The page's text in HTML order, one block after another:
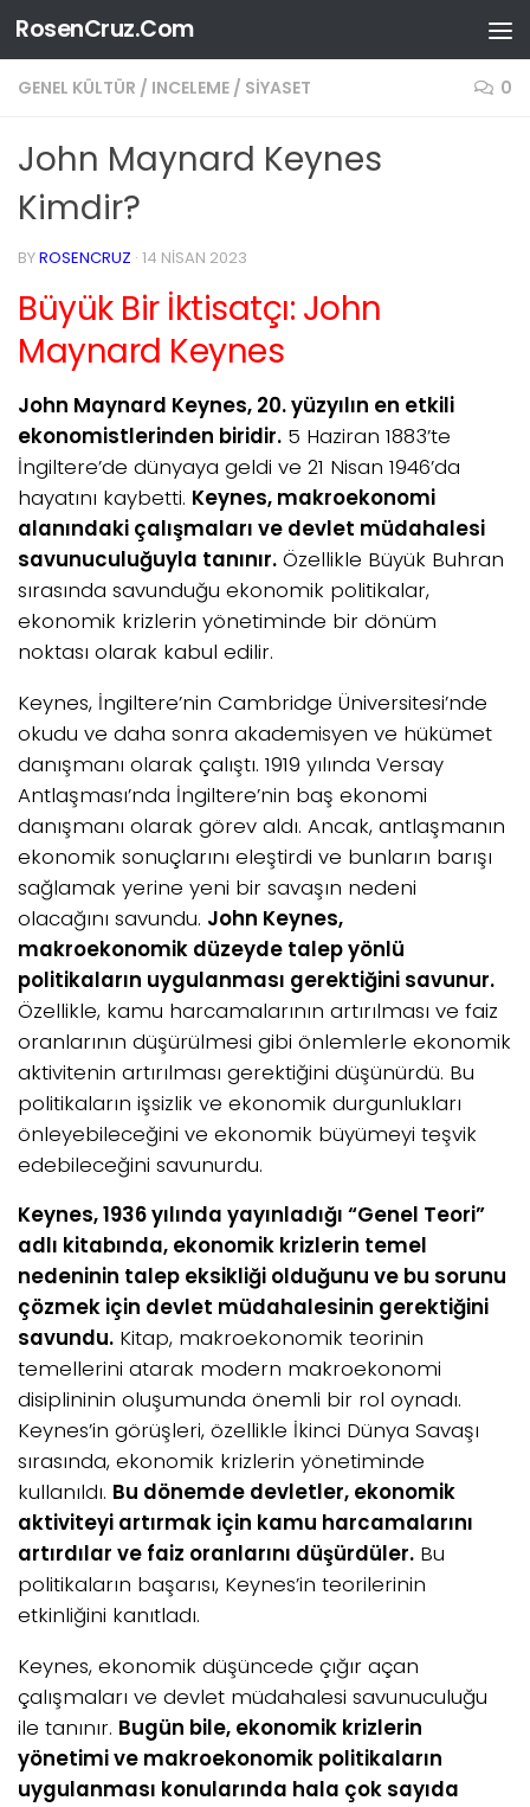
Skip to content
RosenCruz.Com
GENEL KÜLTÜR / INCELEME / SIYASET 0
John Maynard Keynes
Kimdir?
BYROSENCRUZ · 14 NISAN 2023
Büyük Bir İktisatçı: John
Maynard Keynes
John Maynard Keynes, 20. yüzyılın en etkili
ekonomistlerinden biridir. 5 Haziran 1883’te
İngiltere’de dünyaya geldi ve 21 Nisan 1946’da
hayatını kaybetti. Keynes, makroekonomi
alanındaki çalışmaları ve devlet müdahalesi
savunuculuğuyla tanınır. Özellikle Büyük Buhran
sırasında savunduğu ekonomik politikalar,
ekonomik krizlerin yönetiminde bir dönüm
noktası olarak kabul edilir.
Keynes, İngiltere’nin Cambridge Üniversitesi’nde
okudu ve daha sonra akademisyen ve hükümet
danışmanı olarak çalıştı. 1919 yılında Versay
Antlaşması’nda İngiltere’nin baş ekonomi
danışmanı olarak görev aldı. Ancak, antlaşmanın
ekonomik sonuçlarını eleştirdi ve bunların barışı
sağlamak yerine yeni bir savaşın nedeni
olacağını savundu. John Keynes,
makroekonomik düzeyde talep yönlü
politikaların uygulanması gerektiğini savunur.
Özellikle, kamu harcamalarının artırılması ve faiz
oranlarının düşürülmesi gibi önlemlerle ekonomik
aktivitenin artırılması gerektiğini düşünürdü. Bu
politikaların işsizlik ve ekonomik durgunlukları
önleyebileceğini ve ekonomik büyümeyi teşvik
edebileceğini savunurdu.
Keynes, 1936 yılında yayınladığı “Genel Teori”
adlı kitabında, ekonomik krizlerin temel
nedeninin talep eksikliği olduğunu ve bu sorunu
çözmek için devlet müdahalesinin gerektiğini
savundu. Kitap, makroekonomik teorinin
temellerini atarak modern makroekonomi
disiplininin oluşumunda önemli bir rol oynadı.
Keynes’in görüşleri, özellikle İkinci Dünya Savaşı
sırasında, ekonomik krizlerin yönetiminde
kullanıldı. Bu dönemde devletler, ekonomik
aktiviteyi artırmak için kamu harcamalarını
artırdılar ve faiz oranlarını düşürdüler. Bu
politikaların başarısı, Keynes’in teorilerinin
etkinliğini kanıtladı.
Keynes, ekonomik düşüncede çığır açan
çalışmaları ve devlet müdahalesi savunuculuğu
ile tanınır. Bugün bile, ekonomik krizlerin
yönetimi ve makroekonomik politikaların
uygulanması konularında hala çok sayıda